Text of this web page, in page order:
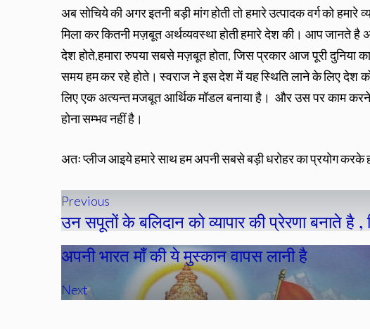
अब सोचिये की अगर इतनी बड़ी मांग होती तो हमारे उत्पादक वर्ग को
मिला कर कितनी मज़बूत अर्थव्यवस्था होती हमारे देश की। आप जानते है
देश होते,हमारा रुपया सबसे मज़बूत होता, जिस प्रकार आज पूरी दुनिया
समय हम कर रहे होते। स्वराज ने इस देश में यह स्थिति लाने के लिए देश
लिए एक अत्यन्त मजबूत आर्थिक मॉडल बनाया है। और उस पर काम
होना सम्भव नहीं है।
अतः प्लीज आइये हमारे साथ हम अपनी सबसे बड़ी धरोहर का प्रयोग करके
Previous
उन सपूतों के बलिदान को व्यापार की प्रेरणा बनाते है
अपनी भारत माँ की ये मुस्कान वापस लानी है
Next